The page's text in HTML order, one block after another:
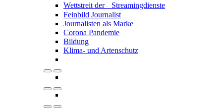
Wettstreit der Streamingdienste
Feinbild Journalist
Journalisten als Marke
Corona Pandemie
Bildung
Klima- und Artenschutz